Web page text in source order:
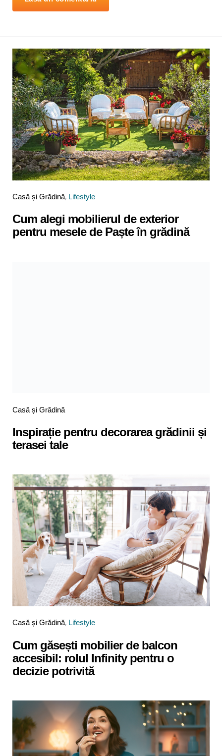
Categories
Posted
Casă și Grădină Lifestyle
Cum alegi mobilierul de exterior
pentru mesele de Paște în grădină
Categories
Posted
Casă și Grădină
Inspirație pentru decorarea grădinii și
terasei tale
Categories
Posted
Casă și Grădină Lifestyle
Cum găsești mobilier de balcon
accesibil: rolul Infinity pentru o
decizie potrivită